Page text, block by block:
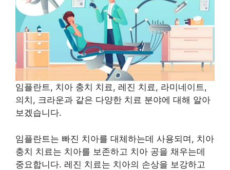
임플란트, 치아 충치 치료, 레진 치료, 라미네이트,
의치, 크라운과 같은 다양한 치료 분야에 대해 알아
보겠습니다.
임플란트는 빠진 치아를 대체하는데 사용되며, 치아
충치 치료는 치아를 보존하고 치아 공을 채우는데
중요합니다. 레진 치료는 치아의 손상을 보강하고